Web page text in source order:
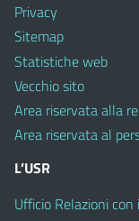
Privacy
Sitemap
Statistiche web
Vecchio sito
Area riservata alla
Area riservata al
L’USR
Ufficio Relazioni con